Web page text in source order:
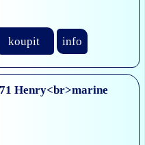
koupit info